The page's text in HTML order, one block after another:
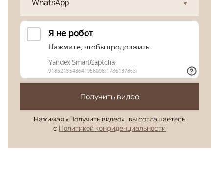
WhatsApp
Получить видео
Нажимая «Получить видео», вы соглашаетесь
с Политикой конфиденциальности